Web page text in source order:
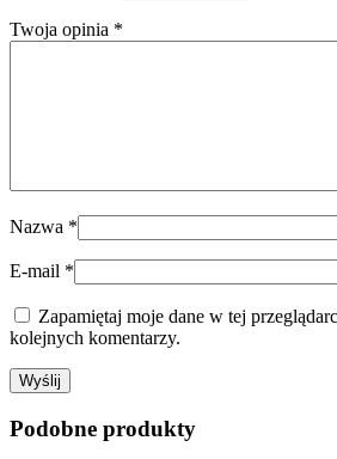
Twoja opinia *
Nazwa *
E-mail *
Zapamiętaj moje dane w tej
kolejnych komentarzy.
Podobne produkty